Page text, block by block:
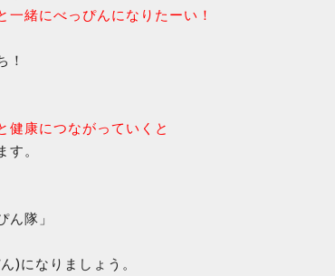
一緒にべっぴんになりたーい！
！
健康につながっていくと
す。
ん隊」
)になりましょう。